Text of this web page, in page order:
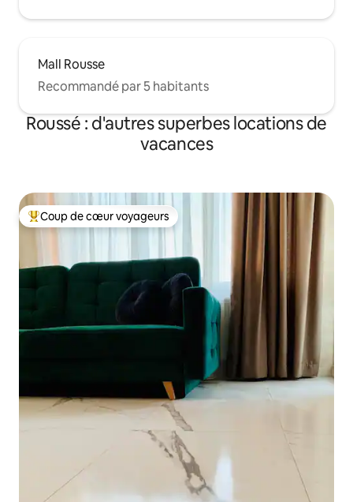
Mall Rousse
Recommandé par 5 habitants
Roussé : d'autres superbes locations de
vacances
Coups de cœur voyageurs les plus appréciés
Coup de cœur voyageurs